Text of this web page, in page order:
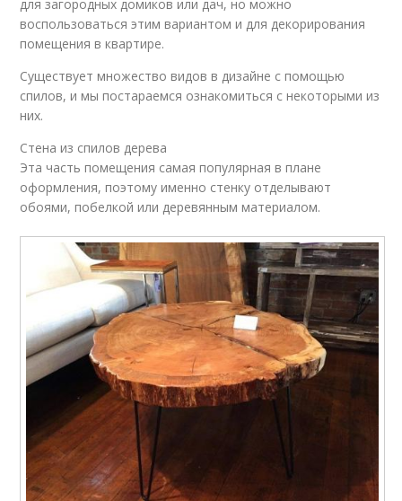
для загородных домиков или дач, но можно
воспользоваться этим вариантом и для декорирования
помещения в квартире.
Существует множество видов в дизайне с помощью
спилов, и мы постараемся ознакомиться с некоторыми из
них.
Стена из спилов дерева
Эта часть помещения самая популярная в плане
оформления, поэтому именно стенку отделывают
обоями, побелкой или деревянным материалом.